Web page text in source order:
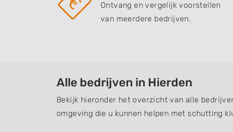
Ontvang en vergelijk voorstellen
van meerdere bedrijven.
Alle bedrijven in Hierden
Bekijk hieronder het overzicht van alle
omgeving die u kunnen helpen met schutting